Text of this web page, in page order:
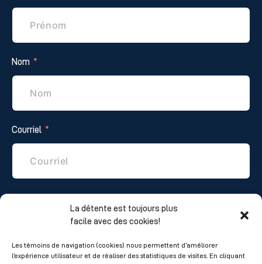
La détente est toujours plus
facile avec des cookies!
Les témoins de navigation (cookies) nous permettent d’améliorer
l’expérience utilisateur et de réaliser des statistiques de visites. En cliquant
Nom
Courriel